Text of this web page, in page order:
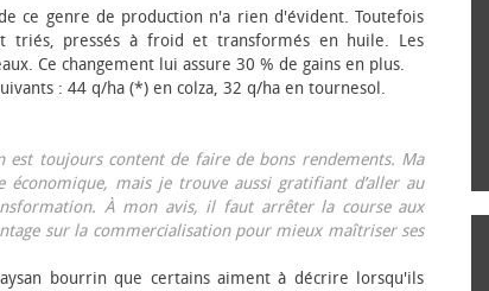
ce genre de production n'a rien d'évident. Toutefois
triés, pressés à froid et transformés en huile. Les
Ce changement lui assure 30 % de gains en plus.
: 44 q/ha (*) en colza, 32 q/ha en tournesol.
est toujours content de faire de bons rendements. Ma
mais je trouve aussi gratifiant d’aller au
À mon avis, il faut arrêter la course aux
sur la commercialisation pour mieux maîtriser ses
bourrin que certains aiment à décrire lorsqu'ils